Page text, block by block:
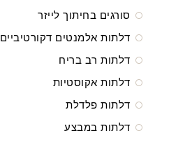
סורגים בחיתוך לייזר
דלתות אלמנטים דקורטיביים
דלתות רב בריח
דלתות אקוסטיות
דלתות פלדלת
דלתות במבצע